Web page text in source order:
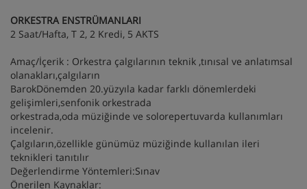
ORKESTRA ENSTRÜMANLARI
2 Saat/Hafta, T 2, 2 Kredi, 5 AKTS
Amaç/İçerik : Orkestra çalgılarının teknik ,tınısal ve anlatımsal
olanakları,çalgıların
BarokDönemden 20.yüzyıla kadar farklı dönemlerdeki
gelişimleri,senfonik orkestrada
orkestrada,oda müziğinde ve solorepertuvarda kullanımları
incelenir.
Çalgıların,özellikle günümüz müziğinde kullanılan ileri
teknikleri tanıtılır
Değerlendirme Yöntemleri:Sınav
Önerilen Kaynaklar: